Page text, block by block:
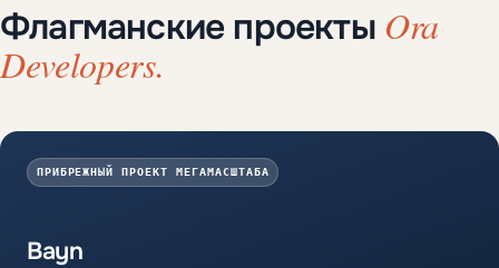
Флагманские проекты Ora
Developers.
ПРИБРЕЖНЫЙ ПРОЕКТ МЕГАМАСШТАБА
Bayn